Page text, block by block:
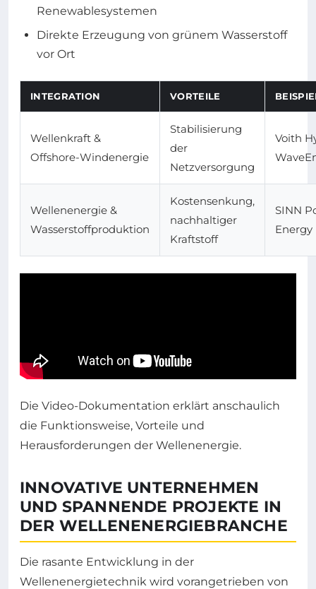
Renewablesystemen
Direkte Erzeugung von grünem Wasserstoff
vor Ort
INTEGRATION VORTEILE
Wellenkraft &
Offshore-Windenergie
Stabilisierung
der
Netzversorgung
Voith
Wellenenergie &
Wasserstoffproduktion
Kostensenkung,
nachhaltiger
Kraftstoff
SINN
Energy
Die Video-Dokumentation erklärt anschaulich
die Funktionsweise, Vorteile und
Herausforderungen der Wellenenergie.
INNOVATIVE UNTERNEHMEN
UND SPANNENDE PROJEKTE IN
DER WELLENENERGIEBRANCHE
Die rasante Entwicklung in der
Wellenenergietechnik wird vorangetrieben von